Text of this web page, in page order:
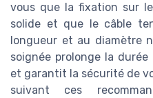
vous que la fixation sur
solide et que le câble
longueur et au diamètre
soignée prolonge la
et garantit la sécurité de
suivant ces